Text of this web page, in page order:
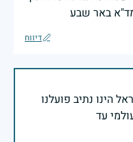
מד"א באר שבע
דיווח
הינו נתיב פועלנו